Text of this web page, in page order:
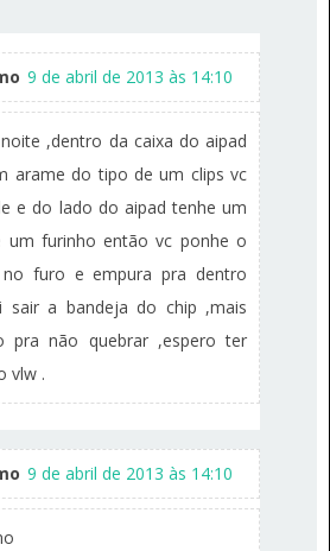
9 de abril de 2013 às 14:10
,dentro da caixa do aipad
arame do tipo de um clips vc
e do lado do aipad tenhe um
um furinho então vc ponhe o
furo e empura pra dentro
sair a bandeja do chip ,mais
pra não quebrar ,espero ter
vlw .
9 de abril de 2013 às 14:10